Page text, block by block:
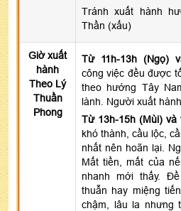
Tránh xuất hành
Thần (xấu)
Giờ xuất
hành
Theo Lý
Thuần
Phong
Từ 11h-13h (Ngọ)
công việc đều được
theo hướng Tây
lành. Người xuất
Từ 13h-15h (Mùi) và
khó thành, cầu lộc,
nhất nên hoãn lại.
Mất tiền, mất của
nhanh mới thấy.
thuẫn hay miệng
chậm, lâu la nhưng